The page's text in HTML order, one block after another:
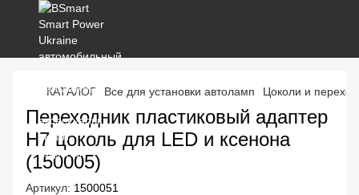
КАТАЛОГ Все для установки автоламп Цоколи и
Переходник пластиковый адаптер
H7 цоколь для LED и ксенона
(150005)
Артикул: 1500051